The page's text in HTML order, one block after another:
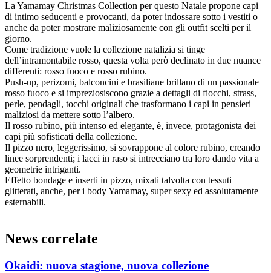
La Yamamay Christmas Collection per questo Natale propone capi
di intimo seducenti e provocanti, da poter indossare sotto i vestiti o
anche da poter mostrare maliziosamente con gli outfit scelti per il
giorno.
Come tradizione vuole la collezione natalizia si tinge
dell’intramontabile rosso, questa volta però declinato in due nuance
differenti: rosso fuoco e rosso rubino.
Push-up, perizomi, balconcini e brasiliane brillano di un passionale
rosso fuoco e si impreziosiscono grazie a dettagli di fiocchi, strass,
perle, pendagli, tocchi originali che trasformano i capi in pensieri
maliziosi da mettere sotto l’albero.
Il rosso rubino, più intenso ed elegante, è, invece, protagonista dei
capi più sofisticati della collezione.
Il pizzo nero, leggerissimo, si sovrappone al colore rubino, creando
linee sorprendenti; i lacci in raso si intrecciano tra loro dando vita a
geometrie intriganti.
Effetto bondage e inserti in pizzo, mixati talvolta con tessuti
glitterati, anche, per i body Yamamay, super sexy ed assolutamente
esternabili.
News correlate
Okaidi: nuova stagione, nuova collezione